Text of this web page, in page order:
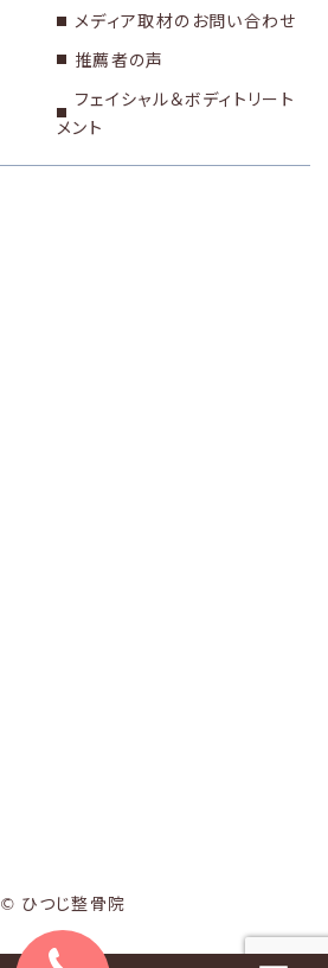
メディア取材のお問い合わせ
推薦者の声
フェイシャル＆ボディトリート
メント
© ひつじ整骨院